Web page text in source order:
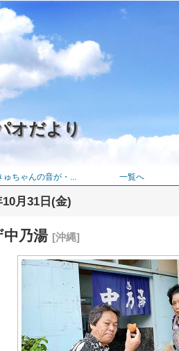
オだより
ゅちゃんの音が・... 一覧へ
10月31日(金)
中乃湯 [沖縄]